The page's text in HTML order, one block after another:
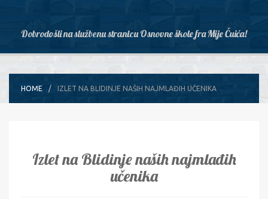
Dobrodošli na službenu stranicu Osnovne škole fra Mije Čuića!
HOME IZLET NA BLIDINJE NAŠIH NAJMLAĐIH UČENIKA
Izlet na Blidinje naših najmlađih
učenika